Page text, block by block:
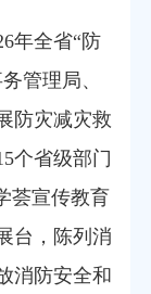
年全省“防
管理局、
防灾减灾救
个省级部门
荟宣传教育
台，陈列消
消防安全和